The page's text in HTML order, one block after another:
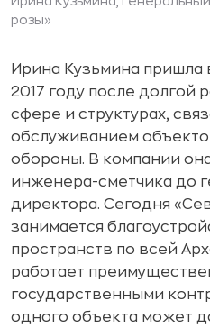
розы»
Ирина Кузьмина пришла
2017 году после долгой
сфере и структурах,
обслуживанием
обороны. В компании
инженера-сметчика до
директора. Сегодня
занимается
пространств по всей
работает
государственными
одного объекта может